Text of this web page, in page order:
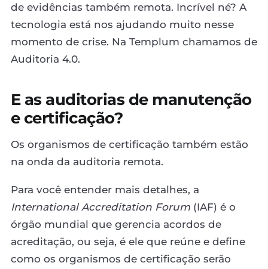
de evidências também remota. Incrível né? A
tecnologia está nos ajudando muito nesse
momento de crise. Na Templum chamamos de
Auditoria 4.0.
E as auditorias de manutenção
e certificação?
Os organismos de certificação também estão
na onda da auditoria remota.
Para você entender mais detalhes, a
International Accreditation Forum (IAF) é o
órgão mundial que gerencia acordos de
acreditação, ou seja, é ele que reúne e define
como os organismos de certificação serão